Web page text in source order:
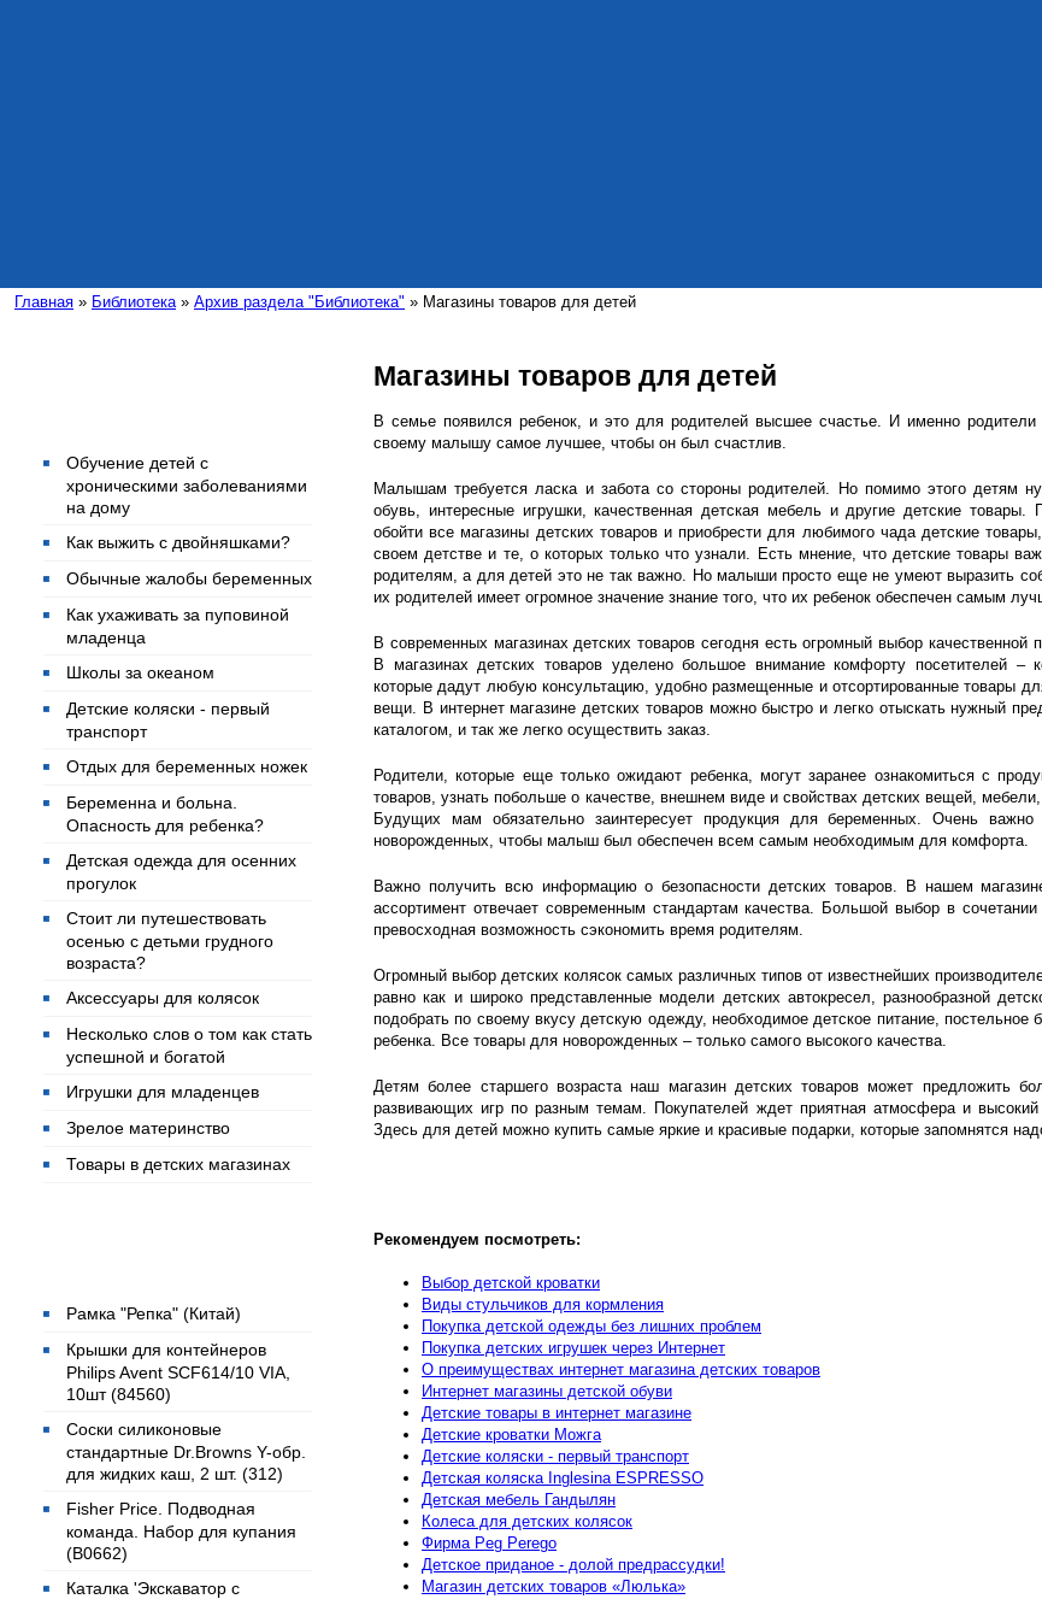
Главная » Библиотека» Архив раздела "Библиотека" » Магазины товаров для детей
Обучение детей с
хроническими заболеваниями
на дому
Как выжить с двойняшками?
Обычные жалобы беременных
Как ухаживать за пуповиной
младенца
Школы за океаном
Детские коляски - первый
транспорт
Отдых для беременных ножек
Беременна и больна.
Опасность для ребенка?
Детская одежда для осенних
прогулок
Стоит ли путешествовать
осенью с детьми грудного
возраста?
Аксессуары для колясок
Несколько слов о том как стать
успешной и богатой
Игрушки для младенцев
Зрелое материнство
Товары в детских магазинах
Рамка "Репка" (Китай)
Крышки для контейнеров
Philips Avent SCF614/10 VIA,
10шт (84560)
Соски силиконовые
стандартные Dr.Browns Y-обр.
для жидких каш, 2 шт. (312)
Fisher Price. Подводная
команда. Набор для купания
(B0662)
Каталка 'Экскаватор с
Магазины товаров для детей
В семье появился ребенок, и это для родителей высшее счастье. И именно родители
своему малышу самое лучшее, чтобы он был счастлив.
Малышам требуется ласка и забота со стороны родителей. Но помимо этого детям
обувь, интересные игрушки, качественная детская мебель и другие детские товары.
обойти все магазины детских товаров и приобрести для любимого чада детские
своем детстве и те, о которых только что узнали. Есть мнение, что детские товары
родителям, а для детей это не так важно. Но малыши просто еще не умеют выразить
их родителей имеет огромное значение знание того, что их ребенок обеспечен самым
В современных магазинах детских товаров сегодня есть огромный выбор
В магазинах детских товаров уделено большое внимание комфорту посетителей –
которые дадут любую консультацию, удобно размещенные и отсортированные товары
вещи. В интернет магазине детских товаров можно быстро и легко отыскать нужный
каталогом, и так же легко осуществить заказ.
Родители, которые еще только ожидают ребенка, могут заранее ознакомиться с
товаров, узнать побольше о качестве, внешнем виде и свойствах детских вещей,
Будущих мам обязательно заинтересует продукция для беременных. Очень
новорожденных, чтобы малыш был обеспечен всем самым необходимым для комфорта.
Важно получить всю информацию о безопасности детских товаров. В нашем
ассортимент отвечает современным стандартам качества. Большой выбор в
превосходная возможность сэкономить время родителям.
Огромный выбор детских колясок самых различных типов от известнейших
равно как и широко представленные модели детских автокресел, разнообразной
подобрать по своему вкусу детскую одежду, необходимое детское питание, постельное
ребенка. Все товары для новорожденных – только самого высокого качества.
Детям более старшего возраста наш магазин детских товаров может предложить
развивающих игр по разным темам. Покупателей ждет приятная атмосфера и высокий
Здесь для детей можно купить самые яркие и красивые подарки, которые запомнятся
Рекомендуем посмотреть:
Выбор детской кроватки
Виды стульчиков для кормления
Покупка детской одежды без лишних проблем
Покупка детских игрушек через Интернет
О преимуществах интернет магазина детских товаров
Интернет магазины детской обуви
Детские товары в интернет магазине
Детские кроватки Можга
Детские коляски - первый транспорт
Детская коляска Inglesina ESPRESSO
Детская мебель Гандылян
Колеса для детских колясок
Фирма Peg Perego
Детское приданое - долой предрассудки!
Магазин детских товаров «Люлька»